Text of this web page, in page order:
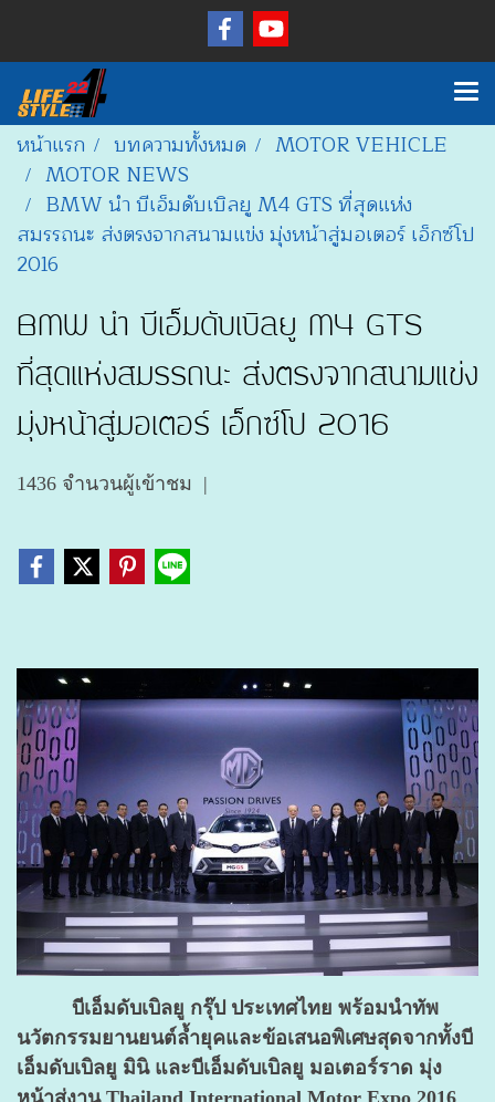
หน้าแรก บทความทั้งหมด
MOTOR VEHICLE
MOTOR NEWS
BMW นำ บีเอ็มดับเบิลยู M4 GTS ที่สุดแห่ง
สมรรถนะ ส่งตรงจากสนามแข่ง มุ่งหน้าสู่มอเตอร์ เอ็กซ์โป
2016
BMW นำ บีเอ็มดับเบิลยู M4 GTS
ที่สุดแห่งสมรรถนะ ส่งตรงจากสนามแข่ง
มุ่งหน้าสู่มอเตอร์ เอ็กซ์โป 2016
1436 จำนวนผู้เข้าชม |
บีเอ็มดับเบิลยู กรุ๊ป ประเทศไทย พร้อมนำทัพ
นวัตกรรมยานยนต์ล้ำยุคและข้อเสนอพิเศษสุดจากทั้งบี
เอ็มดับเบิลยู มินิ และบีเอ็มดับเบิลยู มอเตอร์ราด มุ่ง